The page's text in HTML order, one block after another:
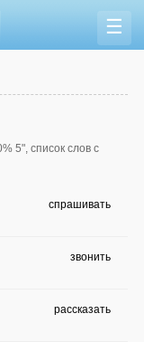
☰
5", список слов с
спрашивать
звонить
рассказать